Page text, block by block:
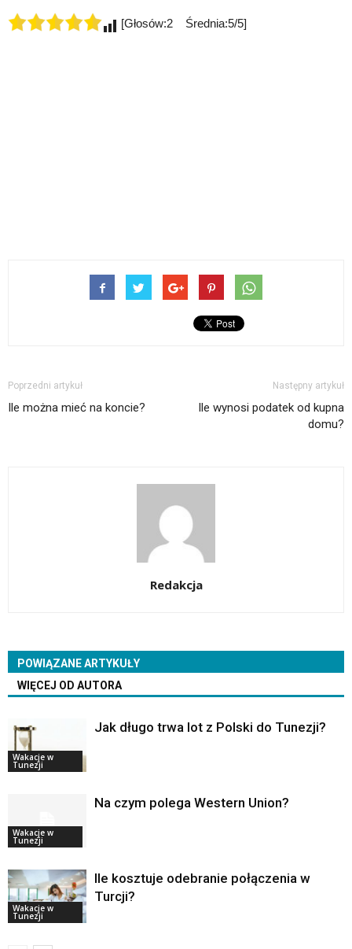
[Głosów:2 Średnia:5/5]
Poprzedni artykuł
Ile można mieć na koncie?
Następny artykuł
Ile wynosi podatek od kupna
domu?
Redakcja
POWIĄZANE ARTYKUŁY
WIĘCEJ OD AUTORA
Wakacje w
Tunezji
Jak długo trwa lot z Polski do Tunezji?
Wakacje w
Tunezji
Na czym polega Western Union?
Wakacje w
Tunezji
Ile kosztuje odebranie połączenia w
Turcji?